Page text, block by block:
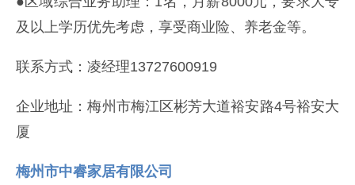
及以上学历优先考虑，享受商业险、养老金等。
联系方式：凌经理13727600919
企业地址：梅州市梅江区彬芳大道裕安路4号裕安大
厦
梅州市中睿家居有限公司